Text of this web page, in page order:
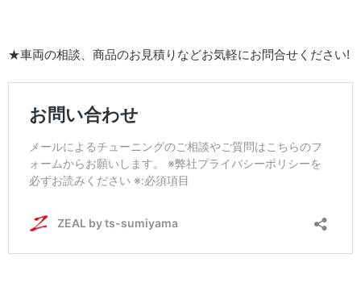
★車両の相談、商品のお見積りなどお気軽にお問合せください!